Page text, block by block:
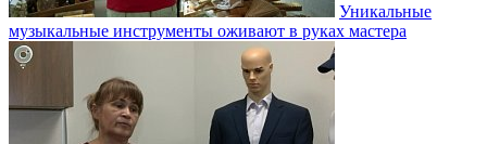
Уникальные
музыкальные инструменты оживают в руках мастера